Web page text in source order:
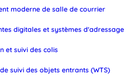
moderne de salle de courrier
digitales et systèmes d'adressage
et suivi des colis
suivi des objets entrants (WTS)